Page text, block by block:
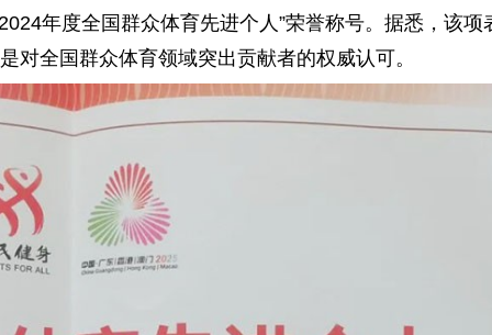
年度全国群众体育先进个人”荣誉称号。据悉，该项
对全国群众体育领域突出贡献者的权威认可。